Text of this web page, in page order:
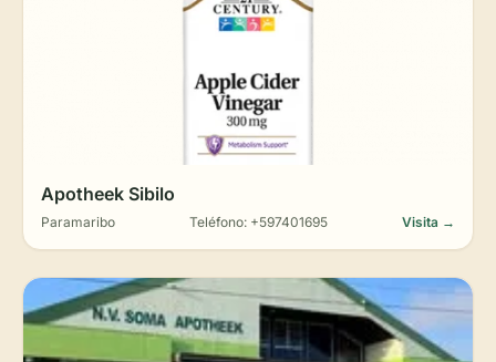
Apotheek Sibilo
Paramaribo Teléfono: +597401695 Visita →